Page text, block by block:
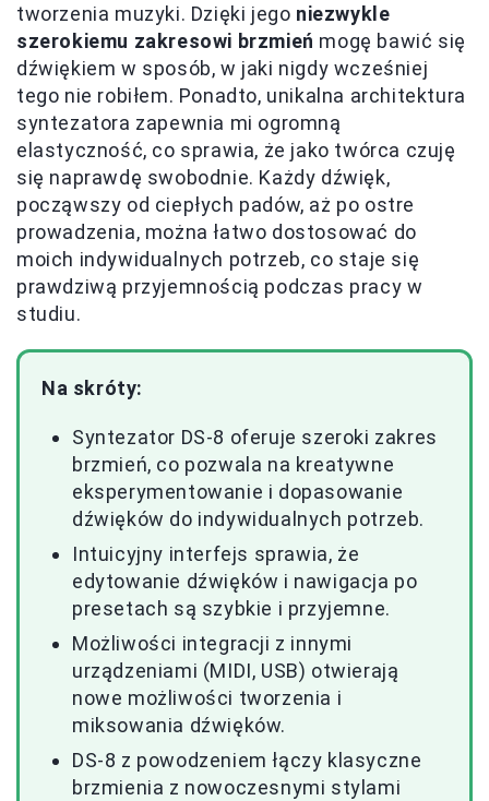
tworzenia muzyki. Dzięki jego niezwykle
szerokiemu zakresowi brzmień mogę bawić się
dźwiękiem w sposób, w jaki nigdy wcześniej
tego nie robiłem. Ponadto, unikalna architektura
syntezatora zapewnia mi ogromną
elastyczność, co sprawia, że jako twórca czuję
się naprawdę swobodnie. Każdy dźwięk,
począwszy od ciepłych padów, aż po ostre
prowadzenia, można łatwo dostosować do
moich indywidualnych potrzeb, co staje się
prawdziwą przyjemnością podczas pracy w
studiu.
Na skróty:
Syntezator DS-8 oferuje szeroki zakres
brzmień, co pozwala na kreatywne
eksperymentowanie i dopasowanie
dźwięków do indywidualnych potrzeb.
Intuicyjny interfejs sprawia, że
edytowanie dźwięków i nawigacja po
presetach są szybkie i przyjemne.
Możliwości integracji z innymi
urządzeniami (MIDI, USB) otwierają
nowe możliwości tworzenia i
miksowania dźwięków.
DS-8 z powodzeniem łączy klasyczne
brzmienia z nowoczesnymi stylami